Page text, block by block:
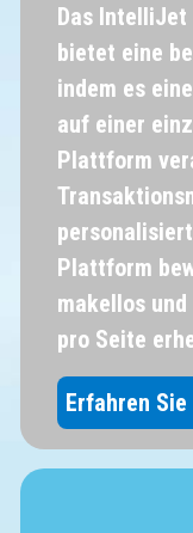
Das
bietet eine
indem es
auf einer
Plattform
Plattform
makellos
pro Seite
Erfahren Sie